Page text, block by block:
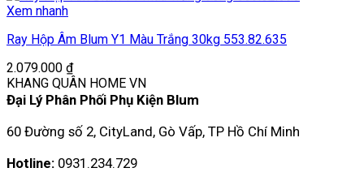
Xem nhanh
Ray Hộp Âm Blum Y1 Màu Trắng 30kg 553.82.635
2.079.000 ₫
KHANG QUÂN HOME VN
Đại Lý Phân Phối Phụ Kiện Blum
60 Đường số 2, CityLand, Gò Vấp, TP Hồ Chí Minh
Hotline: 0931.234.729